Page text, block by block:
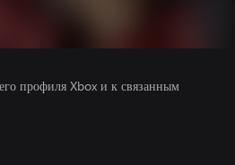
профиля Xbox и к связанным